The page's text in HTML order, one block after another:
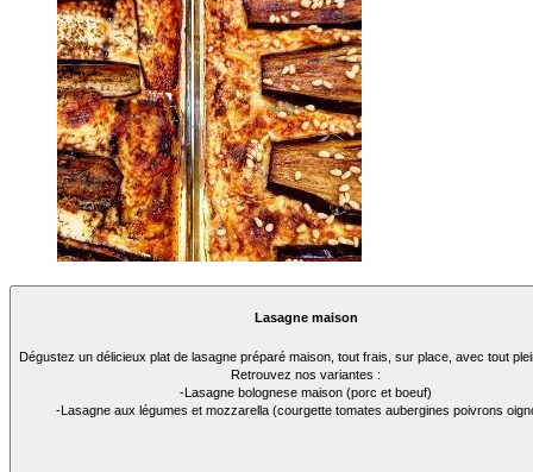
Lasagne maison
Dégustez un délicieux plat de lasagne préparé maison, tout frais, sur place, avec tout
Retrouvez nos variantes :
-Lasagne bolognese maison (porc et boeuf)
-Lasagne aux légumes et mozzarella (courgette tomates aubergines poivrons